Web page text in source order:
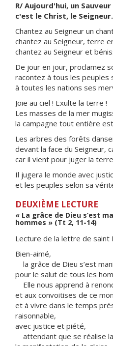
R/ Aujourd'hui, un
c'est le Christ, le Seigneur.
Chantez au Seigneur un
chantez au Seigneur, terre
chantez au Seigneur et
De jour en jour, proclamez
racontez à tous les peuples
à toutes les nations ses
Joie au ciel ! Exulte la terre !
Les masses de la mer
la campagne tout entière
Les arbres des forêts
devant la face du Seigneur,
car il vient pour juger la
Il jugera le monde avec
et les peuples selon sa
DEUXIÈME LECTURE
« La grâce de Dieu s’est
hommes » (Tt 2, 11-14)
Lecture de la lettre de saint
Bien-aimé,
la grâce de Dieu s’est
pour le salut de tous les
Elle nous apprend à
et aux convoitises de ce
et à vivre dans le temps
raisonnable,
avec justice et piété,
attendant que se réalise